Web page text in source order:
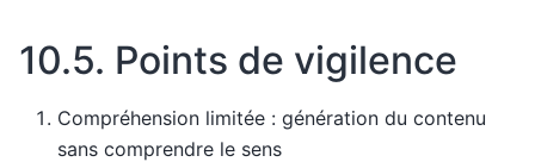
10.5. Points de vigilence
Compréhension limitée : génération du contenu
sans comprendre le sens